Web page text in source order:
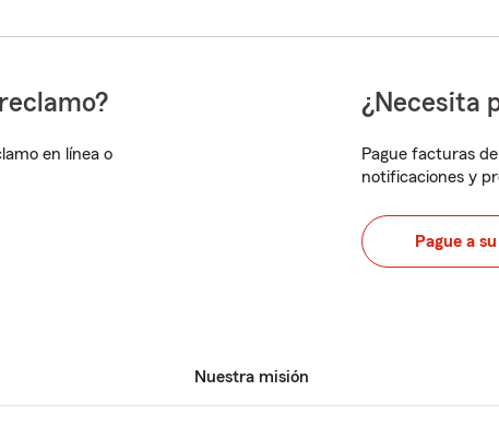
en línea o
¿Necesita
Pague facturas
notificaciones y
Pague a
Nuestra misión